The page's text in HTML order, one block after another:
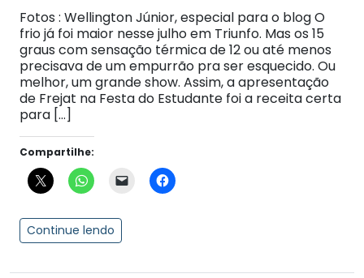
Fotos : Wellington Júnior, especial para o blog O
frio já foi maior nesse julho em Triunfo. Mas os 15
graus com sensação térmica de 12 ou até menos
precisava de um empurrão pra ser esquecido. Ou
melhor, um grande show. Assim, a apresentação
de Frejat na Festa do Estudante foi a receita certa
para […]
Compartilhe:
Continue lendo